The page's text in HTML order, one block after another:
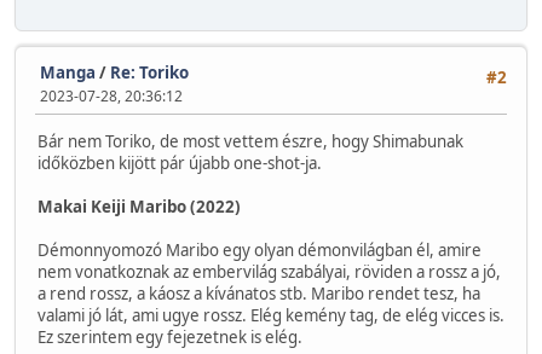
#2
Manga / Re: Toriko
2023-07-28, 20:36:12
Bár nem Toriko, de most vettem észre, hogy Shimabunak
időközben kijött pár újabb one-shot-ja.
Makai Keiji Maribo (2022)
Démonnyomozó Maribo egy olyan démonvilágban él, amire
nem vonatkoznak az embervilág szabályai, röviden a rossz a jó,
a rend rossz, a káosz a kívánatos stb. Maribo rendet tesz, ha
valami jó lát, ami ugye rossz. Elég kemény tag, de elég vicces is.
Ez szerintem egy fejezetnek is elég.